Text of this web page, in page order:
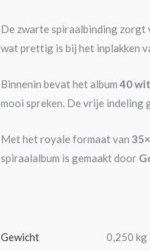
De zwarte spiraalbinding zorgt
wat prettig is bij het inplakken
Binnenin bevat het album 40
mooi spreken. De vrije indeling
Met het royale formaat van
spiraalalbum is gemaakt door
Gewicht 0,250 kg